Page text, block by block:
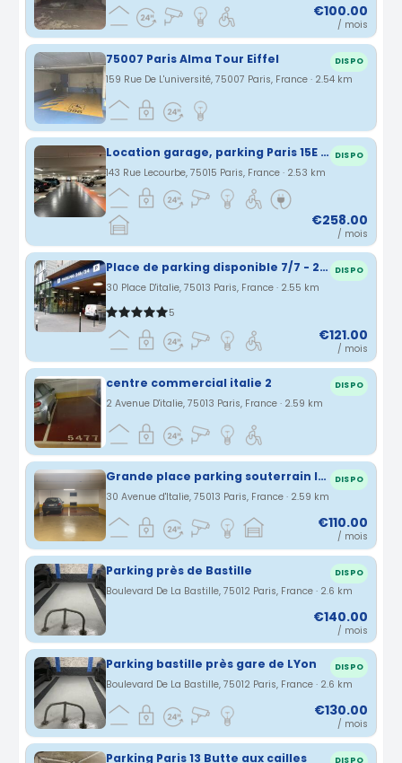
€100.00
/ mois
75007 Paris Alma Tour Eiffel DISPO
159 Rue De L'université, 75007 Paris, France · 2.54 km
Location garage, parking Paris 15E (75015) - bornes de recharges électriques disponibles DISPO
143 Rue Lecourbe, 75015 Paris, France · 2.53 km
€258.00
/ mois
Place de parking disponible 7/7 - 24/24 DISPO
30 Place D'italie, 75013 Paris, France · 2.55 km
5
€121.00
/ mois
centre commercial italie 2 DISPO
2 Avenue D'italie, 75013 Paris, France · 2.59 km
Grande place parking souterrain Italie 2 Paris 13 DISPO
30 Avenue d'Italie, 75013 Paris, France · 2.59 km
€110.00
/ mois
Parking près de Bastille DISPO
Boulevard De La Bastille, 75012 Paris, France · 2.6 km
€140.00
/ mois
Parking bastille près gare de LYon DISPO
Boulevard De La Bastille, 75012 Paris, France · 2.6 km
€130.00
/ mois
Parking Paris 13 Butte aux cailles DISPO